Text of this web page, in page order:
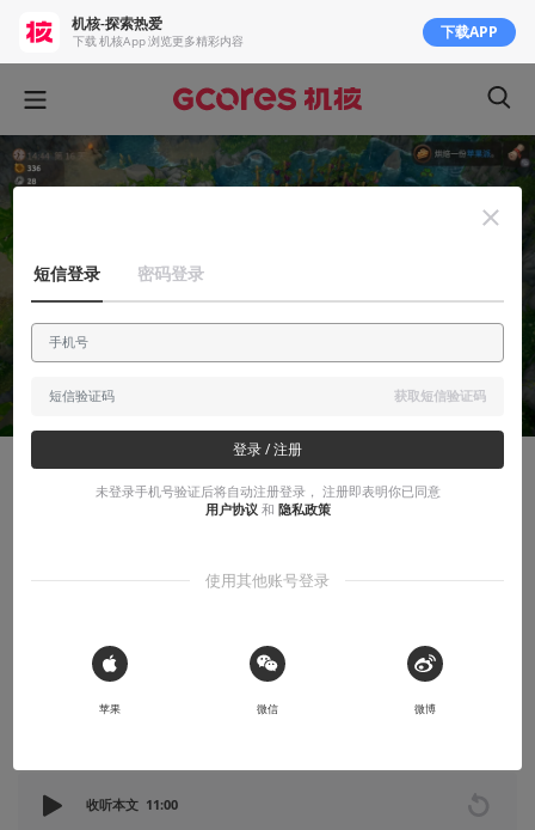
核众PDm2F4
收听本文 11:00
机核-探索热爱
下载 机核App 浏览更多精彩内容 下载APP
短信登录 密码登录
获取短信验证码
登录 / 注册
未登录手机号验证后将自动注册登录， 注册即表明你已同意
用户协议 和 隐私政策
使用其他账号登录
 Sign in with Apple
苹果 微信 微博